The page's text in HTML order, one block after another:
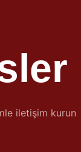
iletişim kurun